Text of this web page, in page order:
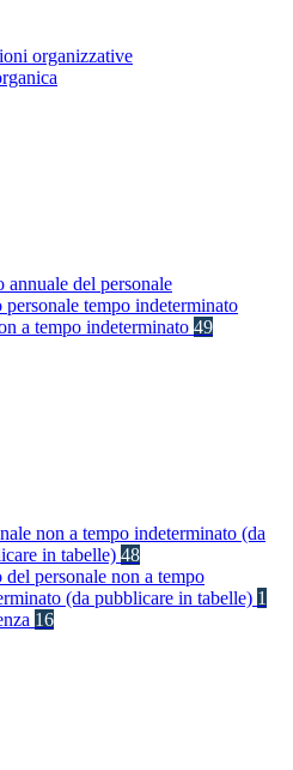
organizzative
annuale del personale
personale tempo indeterminato
a tempo indeterminato 49
non a tempo indeterminato (da
in tabelle) 48
del personale non a tempo
(da pubblicare in tabelle) 1
16